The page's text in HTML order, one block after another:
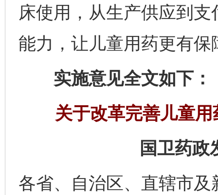
床使用，从生产供应到
能力，让儿童用药更有保
实施意见全文如下：
关于改革完善儿童
国卫药政
各省、自治区、直辖市